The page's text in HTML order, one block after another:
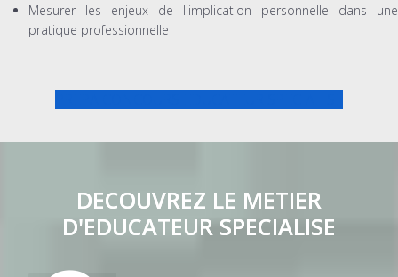
Mesurer les enjeux de l'implication personnelle dans une
pratique professionnelle
DECOUVREZ LE METIER
D'EDUCATEUR SPECIALISE